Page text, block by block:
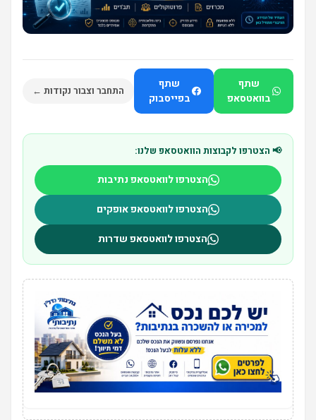
שתף
בוואטסאפ
שתף
בפייסבוק
התחבר וצבור נקודות ←
📢 הצטרפו לקבוצות הוואטסאפ שלנו:
הצטרפו לוואטסאפ נתיבות
הצטרפו לוואטסאפ אופקים
הצטרפו לוואטסאפ שדרות